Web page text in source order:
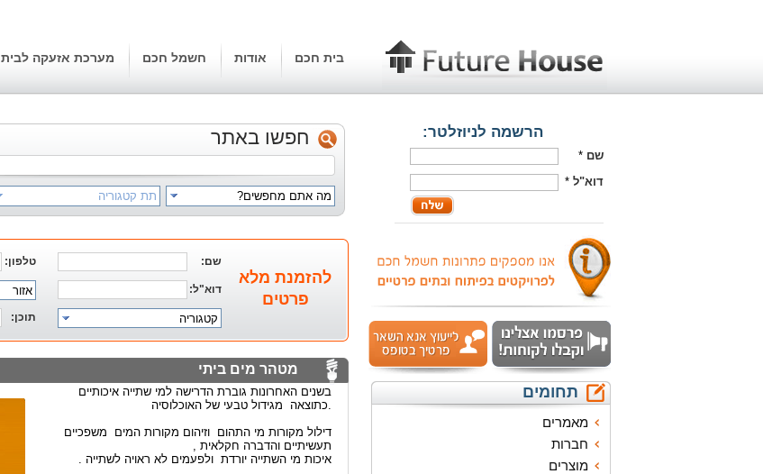
בית חכם אודות חשמל חכם מערכת אזעקה לבית
הרשמה לניוזלטר:
שם *
דוא"ל *
תחומים
מאמרים
חברות
מוצרים
חפשו באתר
מה אתם מחפשים? תת קטגוריה
להזמנת מלא
פרטים
שם: טלפון:
דוא"ל: אזור
קטגוריה תוכן:
מטהר מים ביתי
בשנים האחרונות גוברת הדרישה למי שתייה איכותיים
.כתוצאה מגידול טבעי של האוכלוסיה
דילול מקורות מי התהום וזיהום מקורות המים משפכיים
תעשיתיים והדברה חקלאית ,
איכות מי השתייה יורדת ולפעמים לא ראויה לשתייה .